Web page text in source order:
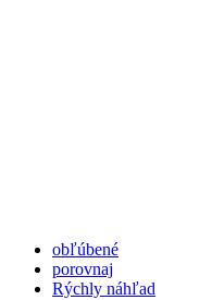
obľúbené
porovnaj
Rýchly náhľad